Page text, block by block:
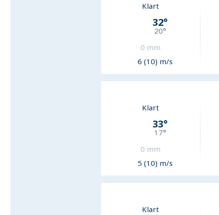
Klart
32°
20°
0 mm
6 (10) m/s
Klart
33°
17°
0 mm
5 (10) m/s
Klart